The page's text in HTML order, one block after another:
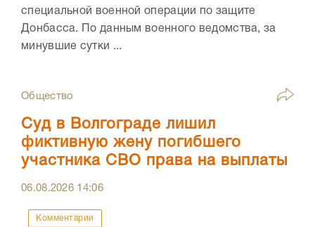
специальной военной операции по защите
Донбасса. По данным военного ведомства, за
минувшие сутки ...
Общество
Суд в Волгограде лишил
фиктивную жену погибшего
участника СВО права на выплаты
06.08.2026 14:06
Комментарии